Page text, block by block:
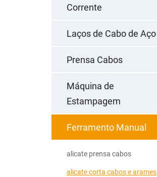
Corrente
Laços de Cabo de Aço
Prensa Cabos
Máquina de
Estampagem
Ferramento Manual
alicate prensa cabos
alicate corta cabos e arames